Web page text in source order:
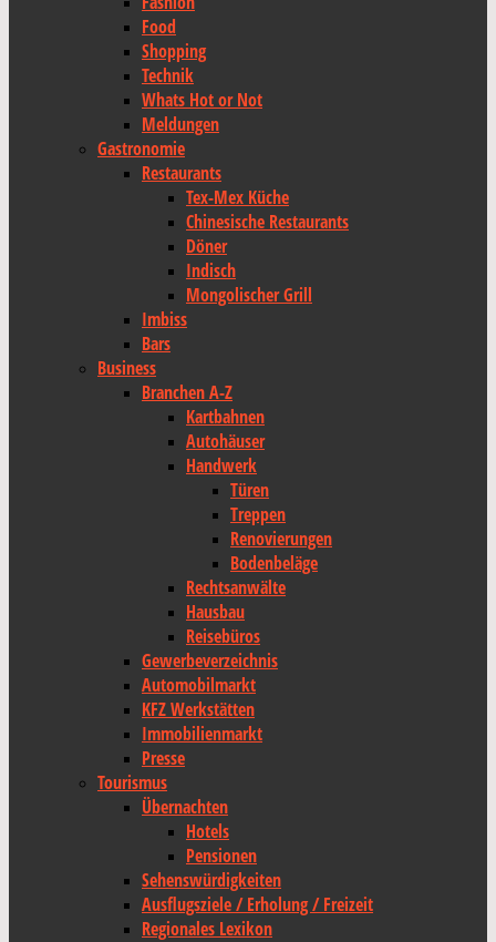
Food
Shopping
Technik
Whats Hot or Not
Meldungen
Gastronomie
Restaurants
Tex-Mex Küche
Chinesische Restaurants
Döner
Indisch
Mongolischer Grill
Imbiss
Bars
Business
Branchen A-Z
Kartbahnen
Autohäuser
Handwerk
Türen
Treppen
Renovierungen
Bodenbeläge
Rechtsanwälte
Hausbau
Reisebüros
Gewerbeverzeichnis
Automobilmarkt
KFZ Werkstätten
Immobilienmarkt
Presse
Tourismus
Übernachten
Hotels
Pensionen
Sehenswürdigkeiten
Ausflugsziele / Erholung / Freizeit
Regionales Lexikon